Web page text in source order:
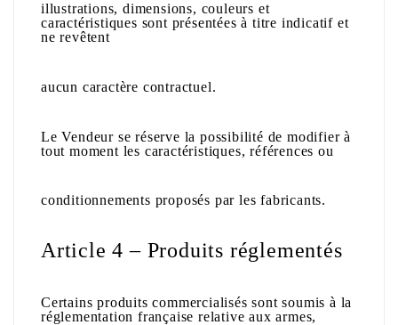
illustrations, dimensions, couleurs et
caractéristiques sont présentées à titre indicatif et
ne revêtent
aucun caractère contractuel.
Le Vendeur se réserve la possibilité de modifier à
tout moment les caractéristiques, références ou
conditionnements proposés par les fabricants.
Article 4 – Produits réglementés
Certains produits commercialisés sont soumis à la
réglementation française relative aux armes,